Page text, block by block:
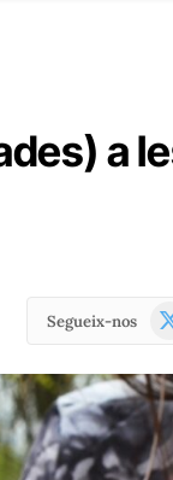
a
Segueix-nos
X